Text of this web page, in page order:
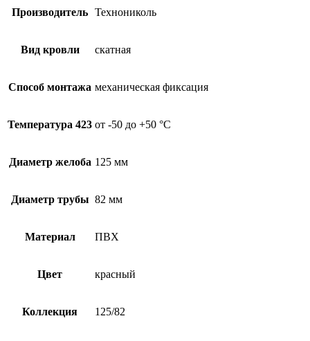
Производитель Технониколь
Вид кровли скатная
Способ монтажа механическая фиксация
Температура 423 от -50 до +50 °С
Диаметр желоба 125 мм
Диаметр трубы 82 мм
Материал ПВХ
Цвет красный
Коллекция 125/82